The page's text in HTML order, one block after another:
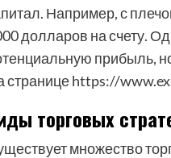
Например, с
долларов на счету.
прибыль,
странице https://
торговых
множество